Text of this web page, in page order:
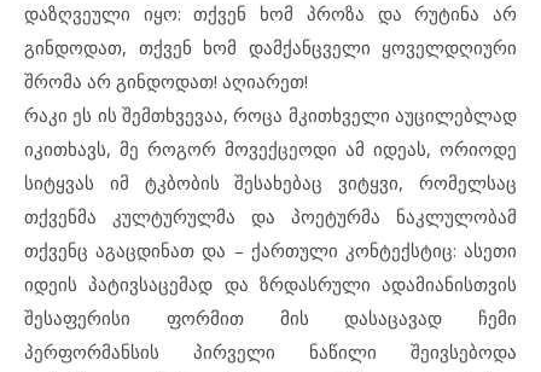
დაზღვეული იყო: თქვენ ხომ პროზა და რუტინა არ
გინდოდათ, თქვენ ხომ დამქანცველი ყოველდღიური
შრომა არ გინდოდათ! აღიარეთ!
რაკი ეს ის შემთხვევაა, როცა მკითხველი აუცილებლად
იკითხავს, მე როგორ მოვექცეოდი ამ იდეას, ორიოდე
სიტყვას იმ ტკბობის შესახებაც ვიტყვი, რომელსაც
თქვენმა კულტურულმა და პოეტურმა ნაკლულობამ
თქვენც აგაცდინათ და – ქართული კონტექსტიც: ასეთი
იდეის პატივსაცემად და ზრდასრული ადამიანისთვის
შესაფერისი ფორმით მის დასაცავად ჩემი
პერფორმანსის პირველი ნაწილი შეივსებოდა